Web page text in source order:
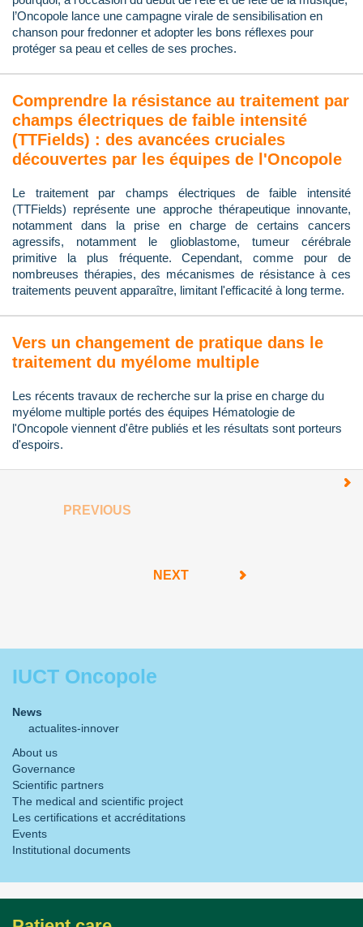
l’Oncopole lance une campagne virale de sensibilisation en
chanson pour fredonner et adopter les bons réflexes pour
protéger sa peau et celles de ses proches.
Comprendre la résistance au traitement par
champs électriques de faible intensité
(TTFields) : des avancées cruciales
découvertes par les équipes de l'Oncopole
Le traitement par champs électriques de faible intensité
(TTFields) représente une approche thérapeutique innovante,
notamment dans la prise en charge de certains cancers
agressifs, notamment le glioblastome, tumeur cérébrale
primitive la plus fréquente. Cependant, comme pour de
nombreuses thérapies, des mécanismes de résistance à ces
traitements peuvent apparaître, limitant l'efficacité à long terme.
Vers un changement de pratique dans le
traitement du myélome multiple
Les récents travaux de recherche sur la prise en charge du
myélome multiple portés des équipes Hématologie de
l'Oncopole viennent d'être publiés et les résultats sont porteurs
d'espoirs.
PREVIOUS
NEXT
IUCT Oncopole
News
actualites-innover
About us
Governance
Scientific partners
The medical and scientific project
Les certifications et accréditations
Events
Institutional documents